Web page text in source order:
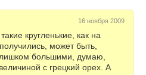
16 ноября 2009
кругленькие, как на
может быть,
большими, думаю,
с грецкий орех. А